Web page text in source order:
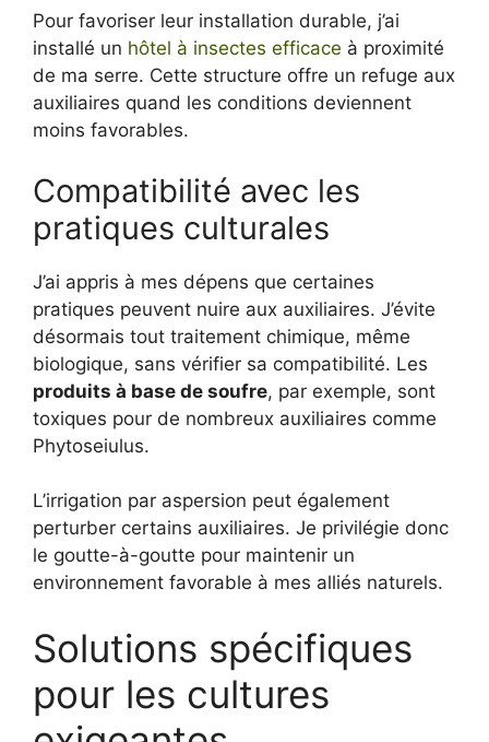
Pour favoriser leur installation durable, j’ai
installé un hôtel à insectes efficace à proximité
de ma serre. Cette structure offre un refuge aux
auxiliaires quand les conditions deviennent
moins favorables.
Compatibilité avec les
pratiques culturales
J’ai appris à mes dépens que certaines
pratiques peuvent nuire aux auxiliaires. J’évite
désormais tout traitement chimique, même
biologique, sans vérifier sa compatibilité. Les
produits à base de soufre, par exemple, sont
toxiques pour de nombreux auxiliaires comme
Phytoseiulus.
L’irrigation par aspersion peut également
perturber certains auxiliaires. Je privilégie donc
le goutte-à-goutte pour maintenir un
environnement favorable à mes alliés naturels.
Solutions spécifiques
pour les cultures